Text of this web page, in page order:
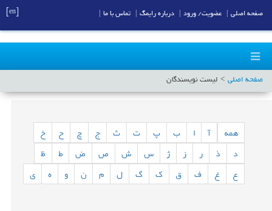
صفحه اصلی لیست نویسندگان
همه ب پ ت ث ج چ ح
خ
د
ذ ر ز ژ س ش ص ض ط
ظ
ع
غ ف ق ک گ ل م ن و ه ی
صفحه اصلی عضویت/ ورود درباره رایمگ تماس با ما